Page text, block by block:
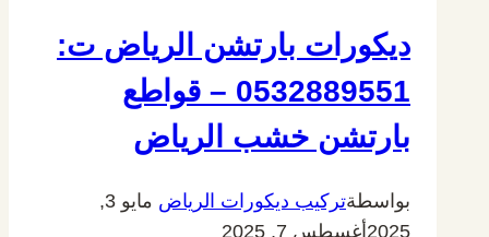
ديكورات بارتشن الرياض ت:
0532889551 – قواطع
بارتشن خشب الرياض
بواسطةتركيب ديكورات الرياض
مايو 3,
2025 أغسطس 7, 2025